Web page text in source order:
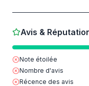
Avis &
Note étoilée
Nombre d'avis
Récence des avis